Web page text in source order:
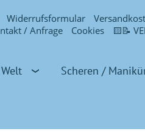
Widerrufsformular
/ Anfrage Cookies 🟨📝
Scheren /